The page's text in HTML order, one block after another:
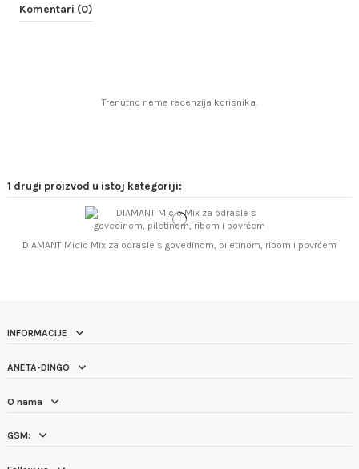
Komentari (0)
Trenutno nema recenzija korisnika.
1 drugi proizvod u istoj kategoriji:
DIAMANT Micio Mix za odrasle s govedinom, piletinom, ribom i povrćem
INFORMACIJE
ANETA-DINGO
O nama
GSM: